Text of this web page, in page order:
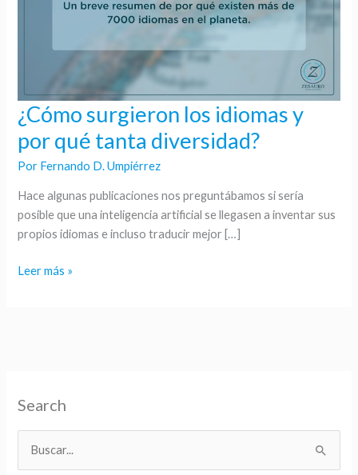
¿Cómo surgieron los idiomas y
por qué tanta diversidad?
Por Fernando D. Umpiérrez
Hace algunas publicaciones nos preguntábamos si sería
posible que una inteligencia artificial se llegasen a inventar sus
propios idiomas e incluso traducir mejor […]
¿Cómo
surgieron
los
idiomas
qué
tanta
Leer más »
Search